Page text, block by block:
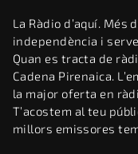
La Ràdio d’aquí.
independència i
Quan es tracta de
Cadena Pirenaica.
la major oferta en
T’acostem al teu
millors emissores